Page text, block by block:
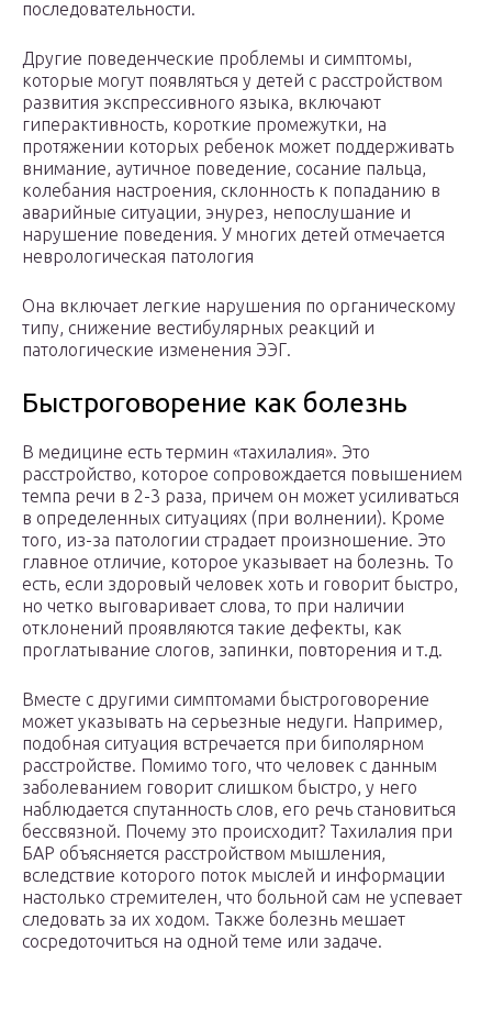
последовательности.
Другие поведенческие проблемы и симптомы,
которые могут появляться у детей с расстройством
развития экспрессивного языка, включают
гиперактивность, короткие промежутки, на
протяжении которых ребенок может поддерживать
внимание, аутичное поведение, сосание пальца,
колебания настроения, склонность к попаданию в
аварийные ситуации, энурез, непослушание и
нарушение поведения. У многих детей отмечается
неврологическая патология
Она включает легкие нарушения по органическому
типу, снижение вестибулярных реакций и
патологические изменения ЭЭГ.
Быстроговорение как болезнь
В медицине есть термин «тахилалия». Это
расстройство, которое сопровождается повышением
темпа речи в 2-3 раза, причем он может усиливаться
в определенных ситуациях (при волнении). Кроме
того, из-за патологии страдает произношение. Это
главное отличие, которое указывает на болезнь. То
есть, если здоровый человек хоть и говорит быстро,
но четко выговаривает слова, то при наличии
отклонений проявляются такие дефекты, как
проглатывание слогов, запинки, повторения и т.д.
Вместе с другими симптомами быстроговорение
может указывать на серьезные недуги. Например,
подобная ситуация встречается при биполярном
расстройстве. Помимо того, что человек с данным
заболеванием говорит слишком быстро, у него
наблюдается спутанность слов, его речь становиться
бессвязной. Почему это происходит? Тахилалия при
БАР объясняется расстройством мышления,
вследствие которого поток мыслей и информации
настолько стремителен, что больной сам не успевает
следовать за их ходом. Также болезнь мешает
сосредоточиться на одной теме или задаче.